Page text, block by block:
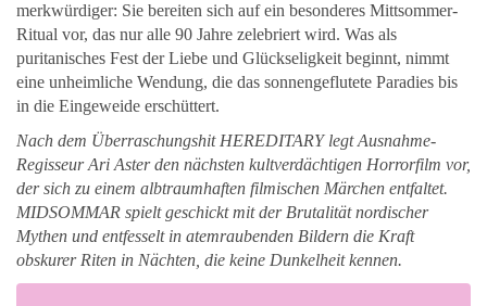
merkwürdiger: Sie bereiten sich auf ein besonderes Mittsommer-
Ritual vor, das nur alle 90 Jahre zelebriert wird. Was als
puritanisches Fest der Liebe und Glückseligkeit beginnt, nimmt
eine unheimliche Wendung, die das sonnengeflutete Paradies bis
in die Eingeweide erschüttert.
Nach dem Überraschungshit HEREDITARY legt Ausnahme-
Regisseur Ari Aster den nächsten kultverdächtigen Horrorfilm vor,
der sich zu einem albtraumhaften filmischen Märchen entfaltet.
MIDSOMMAR spielt geschickt mit der Brutalität nordischer
Mythen und entfesselt in atemraubenden Bildern die Kraft
obskurer Riten in Nächten, die keine Dunkelheit kennen.